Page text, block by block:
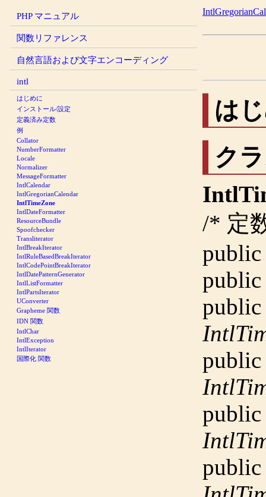
PHP マニュアル
関数リファレンス
自然言語および文字エンコーディング
intl
はじめに
インストール/設定
定義済み定数
例
Collator
NumberFormatter
Locale
Normalizer
MessageFormatter
IntlCalendar
IntlGregorianCalendar
IntlTimeZone
IntlDateFormatter
ResourceBundle
Spoofchecker
Transliterator
IntlBreakIterator
IntlRuleBasedBreakIterator
IntlCodePointBreakIterator
IntlDatePatternGenerator
IntlListFormatter
IntlPartsIterator
UConverter
Grapheme 関数
IDN 関数
IntlChar
IntlException
IntlIterator
国際化 関数
は
ク
/* 定
public
public
public
public
public
public